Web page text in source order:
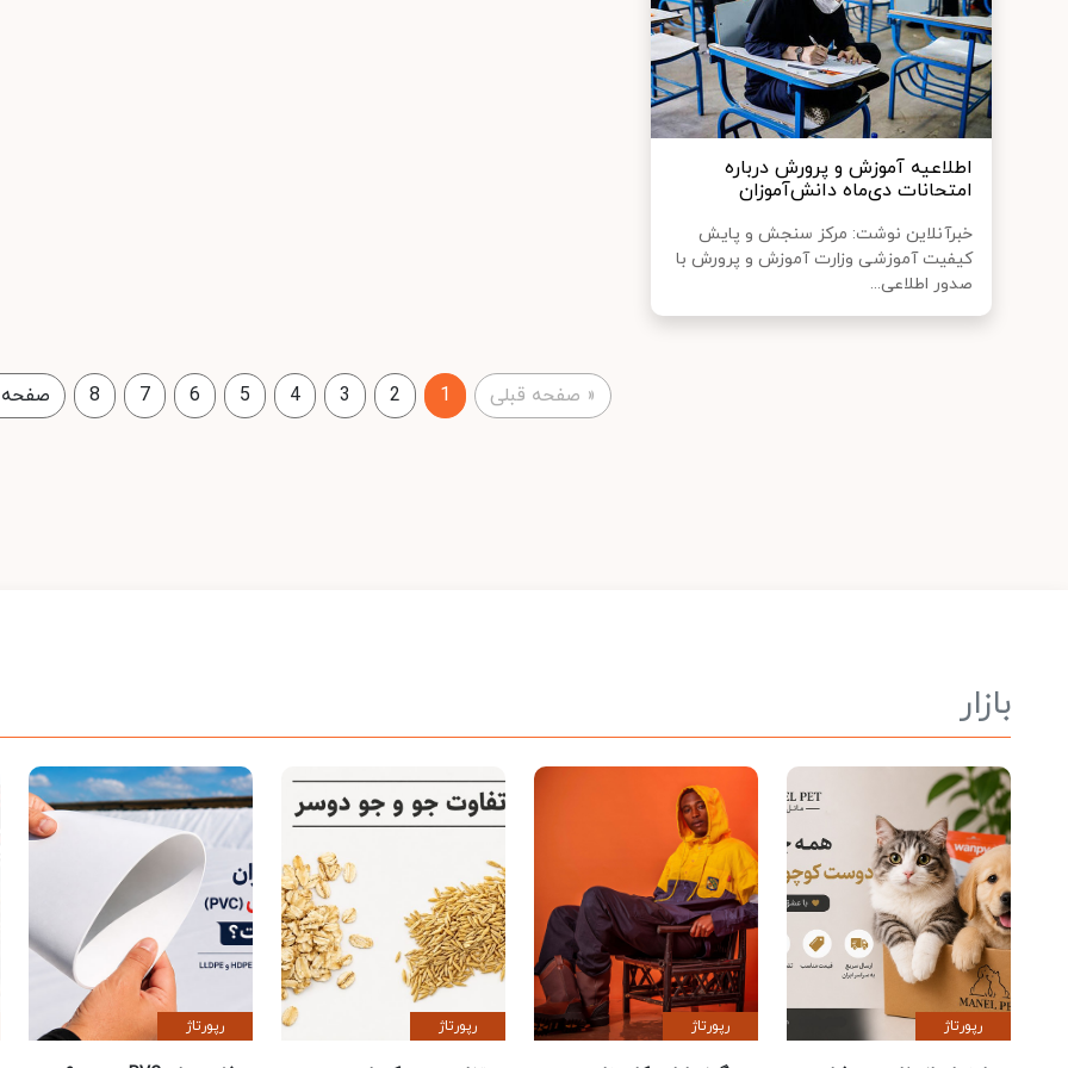
اطلاعیه آموزش و پرورش درباره
امتحانات دی‌ماه دانش‌آموزان
خبرآنلاین نوشت: مرکز سنجش و پایش
کیفیت آموزشی وزارت آموزش و پرورش با
صدور اطلاعی...
« صفحه قبلی 1
2
3
4
5
6
7
8
بازار
رپورتاژ رپورتاژ رپورتاژ رپورتاژ